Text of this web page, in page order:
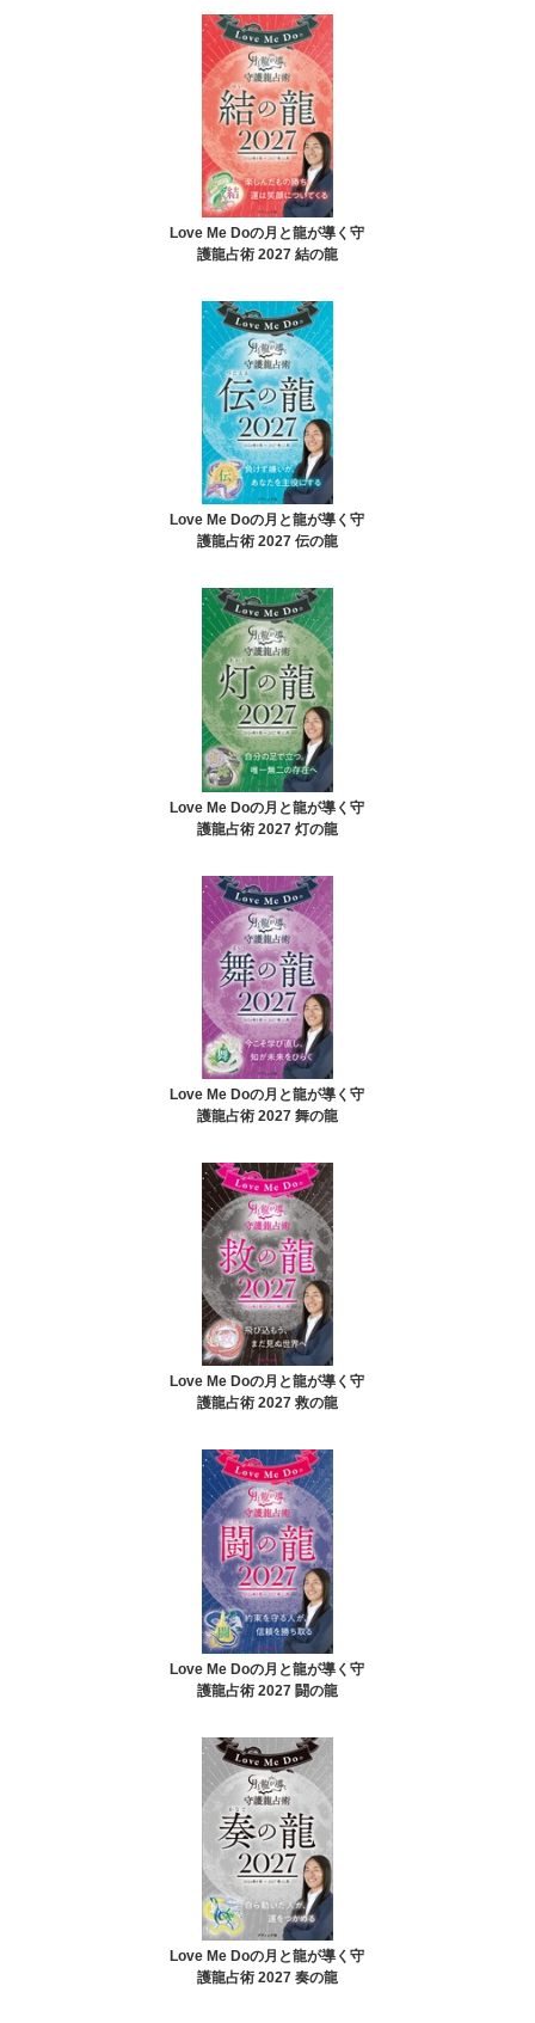
Love Me Doの月と龍が導く守
護龍占術 2027 結の龍
Love Me Doの月と龍が導く守
護龍占術 2027 伝の龍
Love Me Doの月と龍が導く守
護龍占術 2027 灯の龍
Love Me Doの月と龍が導く守
護龍占術 2027 舞の龍
Love Me Doの月と龍が導く守
護龍占術 2027 救の龍
Love Me Doの月と龍が導く守
護龍占術 2027 闘の龍
Love Me Doの月と龍が導く守
護龍占術 2027 奏の龍